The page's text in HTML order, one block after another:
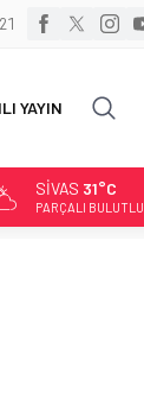
YAYIN
SIVAS 31°C
PARÇALI BULUTLU